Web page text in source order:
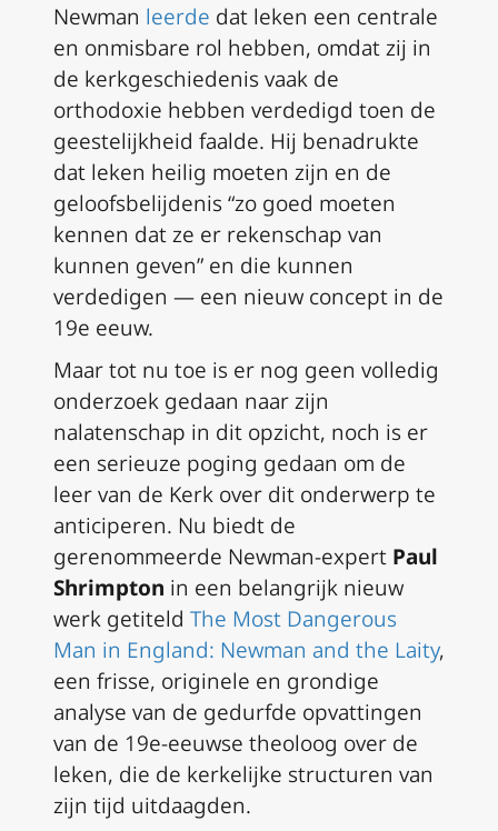
Newman leerde dat leken een centrale
en onmisbare rol hebben, omdat zij in
de kerkgeschiedenis vaak de
orthodoxie hebben verdedigd toen de
geestelijkheid faalde. Hij benadrukte
dat leken heilig moeten zijn en de
geloofsbelijdenis “zo goed moeten
kennen dat ze er rekenschap van
kunnen geven” en die kunnen
verdedigen — een nieuw concept in de
19e eeuw.
Maar tot nu toe is er nog geen volledig
onderzoek gedaan naar zijn
nalatenschap in dit opzicht, noch is er
een serieuze poging gedaan om de
leer van de Kerk over dit onderwerp te
anticiperen. Nu biedt de
gerenommeerde Newman-expert Paul
Shrimpton in een belangrijk nieuw
werk getiteld The Most Dangerous
Man in England: Newman and the Laity,
een frisse, originele en grondige
analyse van de gedurfde opvattingen
van de 19e-eeuwse theoloog over de
leken, die de kerkelijke structuren van
zijn tijd uitdaagden.